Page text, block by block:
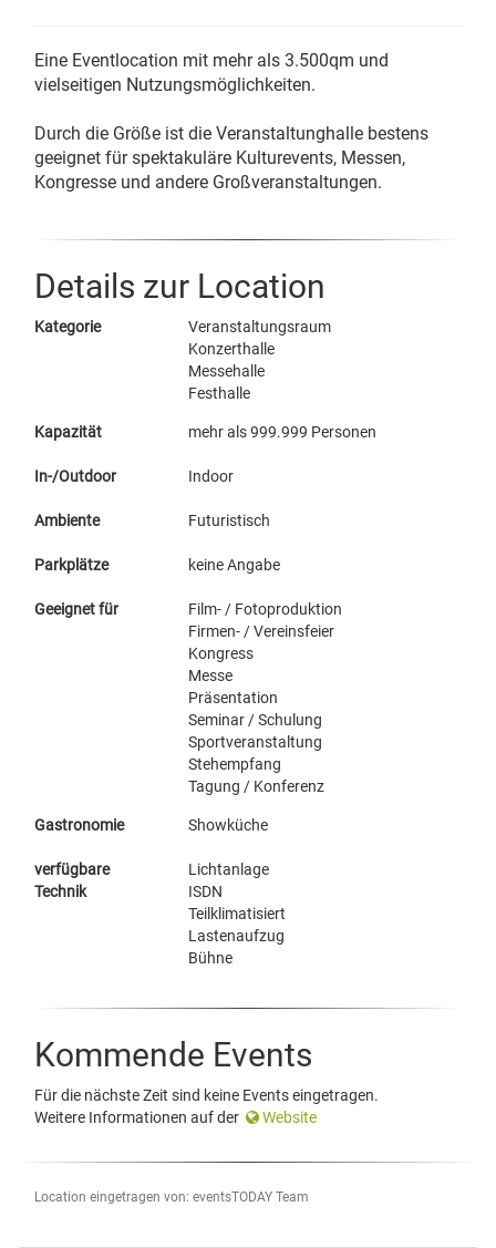
Eine Eventlocation mit mehr als 3.500qm und
vielseitigen Nutzungsmöglichkeiten.
Durch die Größe ist die Veranstaltunghalle bestens
geeignet für spektakuläre Kulturevents, Messen,
Kongresse und andere Großveranstaltungen.
Details zur Location
Kategorie
Veranstaltungsraum
Konzerthalle
Messehalle
Festhalle
Kapazität mehr als 999.999 Personen
In-/Outdoor Indoor
Ambiente Futuristisch
Parkplätze keine Angabe
Geeignet für
Film- / Fotoproduktion
Firmen- / Vereinsfeier
Kongress
Messe
Präsentation
Seminar / Schulung
Sportveranstaltung
Stehempfang
Tagung / Konferenz
Gastronomie Showküche
verfügbare
Technik
Lichtanlage
ISDN
Teilklimatisiert
Lastenaufzug
Bühne
Kommende Events
Für die nächste Zeit sind keine Events eingetragen.
Weitere Informationen auf der
Website
Location eingetragen von: eventsTODAY Team